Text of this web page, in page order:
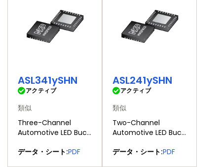
ASL341ySHN
アクティブ
類似
Three-Channel
Automotive LED Buck
データ・シート:PDF
ASL241ySHN
アクティブ
類似
Two-Channel
Automotive LED Buck
データ・シート:PDF